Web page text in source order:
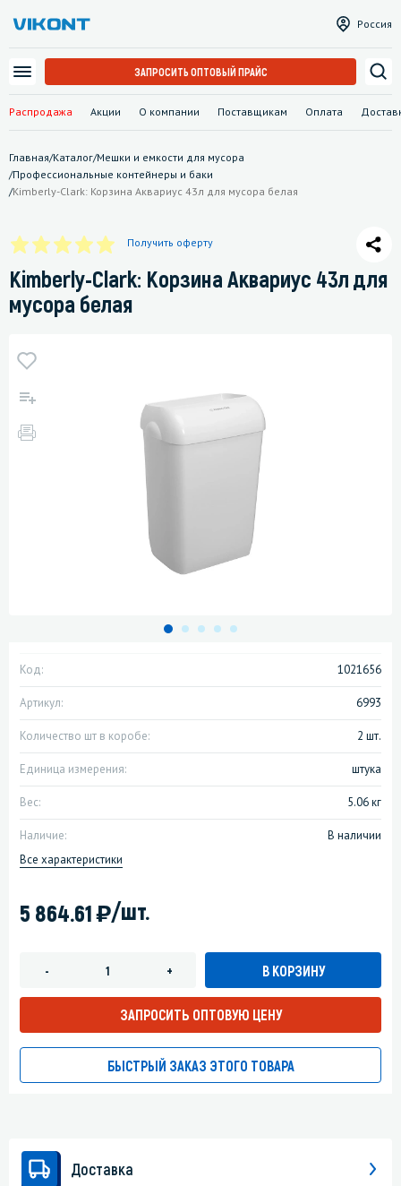
Распродажа Акции О компании Поставщикам Оплата
Россия
ЗАПРОСИТЬ ОПТОВЫЙ ПРАЙС
Главная/Каталог/Мешки и емкости для мусора
/Профессиональные контейнеры и баки
/Kimberly-Clark: Корзина Аквариус 43л для мусора белая
Получить оферту
Kimberly-Clark: Корзина Аквариус 43л для
мусора белая
Код: 1021656
Артикул: 6993
Количество шт в коробе: 2 шт.
Единица измерения: штука
Вес: 5.06 кг
Наличие:
В наличии
Все характеристики
5 864.61)/шт.
- + В КОРЗИНУ
ЗАПРОСИТЬ ОПТОВУЮ ЦЕНУ
БЫСТРЫЙ ЗАКАЗ ЭТОГО ТОВАРА
Доставка